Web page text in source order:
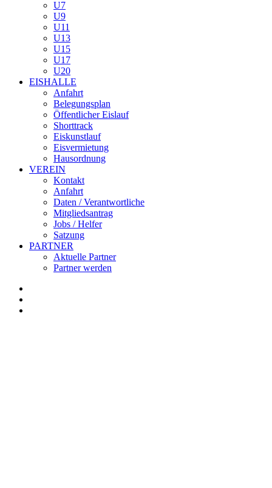
U7
U9
U11
U13
U15
U17
U20
EISHALLE
Anfahrt
Belegungsplan
Öffentlicher Eislauf
Shorttrack
Eiskunstlauf
Eisvermietung
Hausordnung
VEREIN
Kontakt
Anfahrt
Daten / Verantwortliche
Mitgliedsantrag
Jobs / Helfer
Satzung
PARTNER
Aktuelle Partner
Partner werden